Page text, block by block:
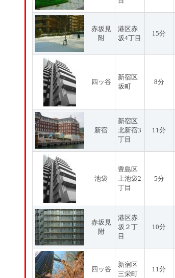
赤坂見
附
港区赤
坂4丁目
15分
四ッ谷
新宿区
坂町
8分
新宿
新宿区
北新宿3
丁目
11分
池袋
豊島区
上池袋2
丁目
5分
赤坂見
附
港区赤
坂２丁
目
10分
四ッ谷
新宿区
三栄町
11分